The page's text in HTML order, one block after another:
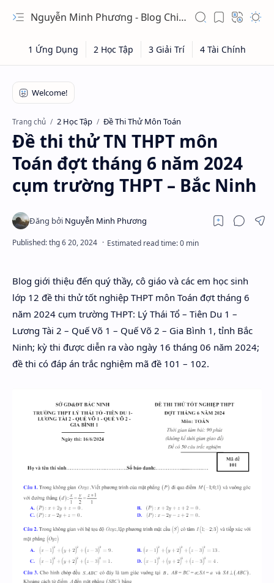
Nguyễn Minh Phương - Blog Chia sẻ Kiến thức Chứng khoán & Tài liệu Toán học
Hidden Menu
Hidden Menu
Trang chủ 2 Học Tập Đề Thi Thử Môn Toán
Đề thi thử TN THPT môn
Toán đợt tháng 6 năm 2024
cụm trường THPT – Bắc Ninh
Blog giới thiệu đến quý thầy, cô giáo và các em học sinh
lớp 12 đề thi thử tốt nghiệp THPT môn Toán đợt tháng 6
năm 2024 cụm trường THPT: Lý Thái Tổ – Tiên Du 1 –
Lương Tài 2 – Quế Võ 1 – Quế Võ 2 – Gia Bình 1, tỉnh Bắc
Ninh; kỳ thi được diễn ra vào ngày 16 tháng 06 năm 2024;
đề thi có đáp án trắc nghiệm mã đề 101 – 102.